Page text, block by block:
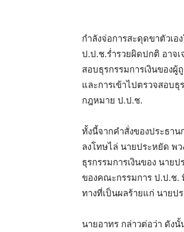
กำลังจ่อการสะดุดขาตัวเอ
ป.ป.ช.ร่ำรวยผิดปกติ อาจ
สอบธุรกรรมการเงินของ
และการเข้าไปตรวจสอบธุ
กฎหมาย ป.ป.ช.
ทั้งนี้จากคำสั่งของประธา
ลงโทษไล่ นายประหยัด พ
ธุรกรรมการเงินของ นา
ของคณะกรรมการ ป.ป.ช.
ทางที่เป็นผลร้ายแก่ นายป
นายอาทร กล่าวต่อว่า ดัง